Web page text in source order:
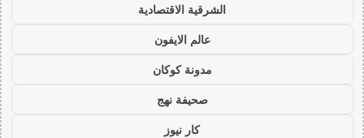
الشرقية الاقتصادية
عالم الايفون
مدونة كوكان
صحيفة نهج
كار نيوز